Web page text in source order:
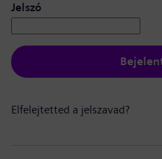
Jelszó
Elfelejtetted a jelszavad?